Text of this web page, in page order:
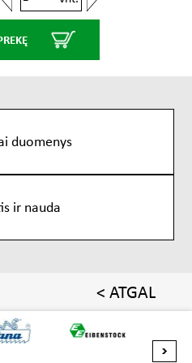
duomenys
ir nauda
< ATGAL